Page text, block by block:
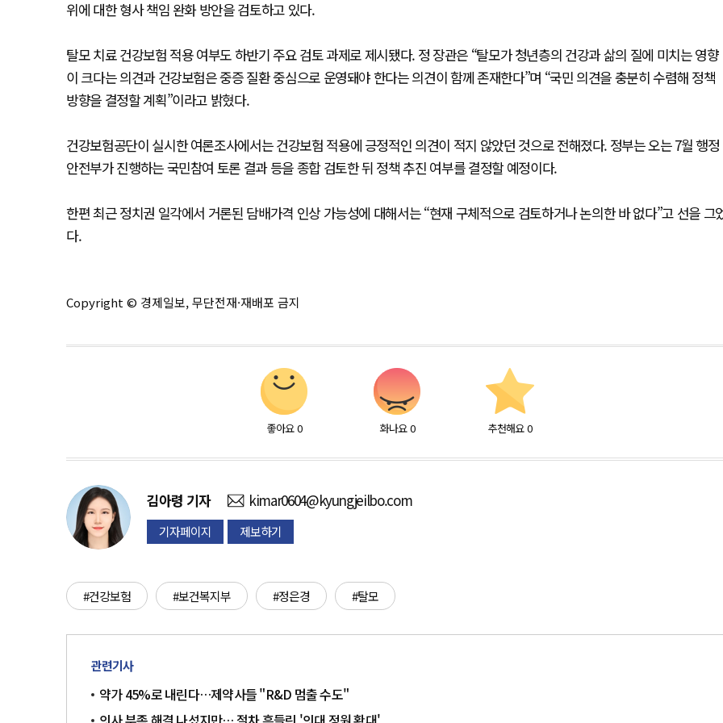
위에 대한 형사 책임 완화 방안을 검토하고 있다.
탈모 치료 건강보험 적용 여부도 하반기 주요 검토 과제로 제시됐다. 정 장관은 “탈모가 청년층의 건강과 삶의 질에 미치는 영향
이 크다는 의견과 건강보험은 중증 질환 중심으로 운영돼야 한다는 의견이 함께 존재한다”며 “국민 의견을 충분히 수렴해 정책
방향을 결정할 계획”이라고 밝혔다.
건강보험공단이 실시한 여론조사에서는 건강보험 적용에 긍정적인 의견이 적지 않았던 것으로 전해졌다. 정부는 오는 7월 행정
안전부가 진행하는 국민참여 토론 결과 등을 종합 검토한 뒤 정책 추진 여부를 결정할 예정이다.
한편 최근 정치권 일각에서 거론된 담배가격 인상 가능성에 대해서는 “현재 구체적으로 검토하거나 논의한 바 없다”고 선을 그
다.
Copyright © 경제일보, 무단전재·재배포 금지
좋아요 0 화나요 0 추천해요 0
김아령 기자 kimar0604@kyungjeilbo.com
기자페이지 제보하기
#건강보험 #보건복지부 #정은경 #탈모
관련기사
약가 45%로 내린다…제약사들 "R&D 멈출 수도"